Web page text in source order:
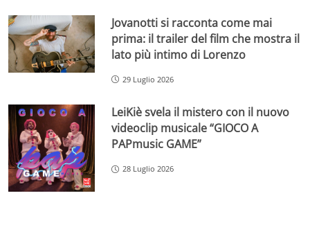
Jovanotti si racconta come mai
prima: il trailer del film che mostra il
lato più intimo di Lorenzo
29 Luglio 2026
LeiKiè svela il mistero con il nuovo
videoclip musicale “GIOCO A
PAPmusic GAME”
28 Luglio 2026